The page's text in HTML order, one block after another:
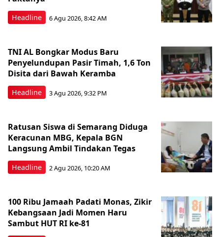
Headline 6 Agu 2026, 8:42 AM
Headline
TNI AL Bongkar Modus Baru
Penyelundupan Pasir Timah, 1,6 Ton
Disita dari Bawah Keramba
3 Agu 2026, 9:32 PM
Headline
Ratusan Siswa di Semarang Diduga
Keracunan MBG, Kepala BGN
Langsung Ambil Tindakan Tegas
2 Agu 2026, 10:20 AM
100 Ribu Jamaah Padati Monas, Zikir
Kebangsaan Jadi Momen Haru
Sambut HUT RI ke-81